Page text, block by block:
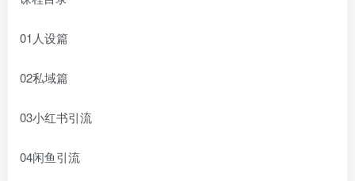
01人设篇
02私域篇
03小红书引流
04闲鱼引流